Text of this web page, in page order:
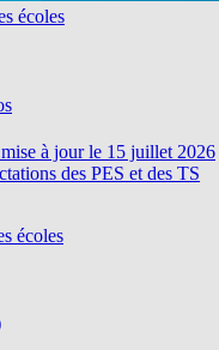
écoles
à jour le 15 juillet 2026
des PES et des TS
écoles